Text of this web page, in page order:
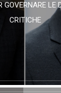
GOVERNARE LE
CRITICHE